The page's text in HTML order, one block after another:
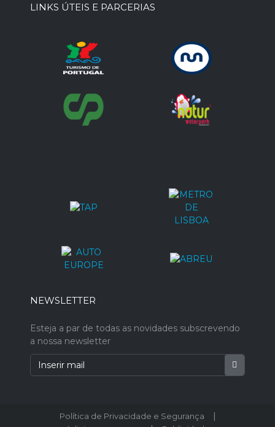
LINKS ÚTEIS E PARCERIAS
NEWSLETTER
Esteja a par de todas as novidades subscrevendo
a nossa newsletter
Política de Privacidade e Segurança |